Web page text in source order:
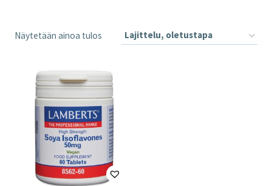
Näytetään ainoa tulos